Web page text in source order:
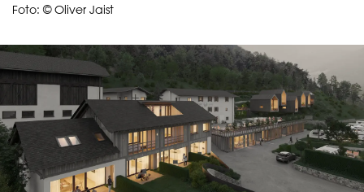
Foto: © Oliver Jaist